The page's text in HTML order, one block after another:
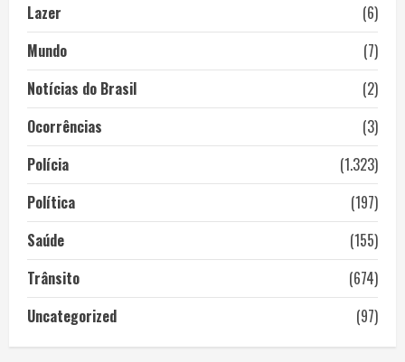
Lazer
(6)
Mundo
(7)
Notícias do Brasil
(2)
Ocorrências
(3)
Polícia
(1.323)
Política
(197)
Saúde
(155)
Trânsito
(674)
Uncategorized
(97)